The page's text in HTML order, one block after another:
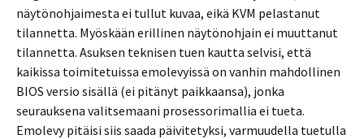
näytönohjaimesta ei tullut kuvaa, eikä KVM pelastanut
tilannetta. Myöskään erillinen näytönohjain ei muuttanut
tilannetta. Asuksen teknisen tuen kautta selvisi, että
kaikissa toimitetuissa emolevyissä on vanhin mahdollinen
BIOS versio sisällä (ei pitänyt paikkaansa), jonka
seurauksena valitsemaani prosessorimallia ei tueta.
Emolevy pitäisi siis saada päivitetyksi, varmuudella tuetulla